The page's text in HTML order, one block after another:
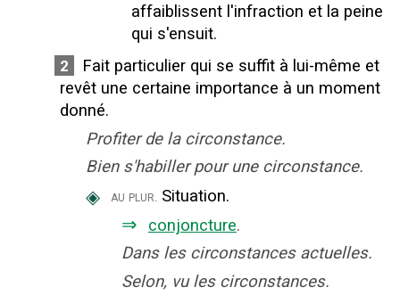
affaiblissent l'infraction et la peine
qui s'ensuit.
2
Fait particulier qui se suffit à lui-même et
revêt une certaine importance à un moment
donné.
Profiter de la circonstance.
Bien s'habiller pour une circonstance.
◈ au plur. Situation.
⇒ conjoncture.
Dans les circonstances actuelles.
Selon, vu les circonstances.